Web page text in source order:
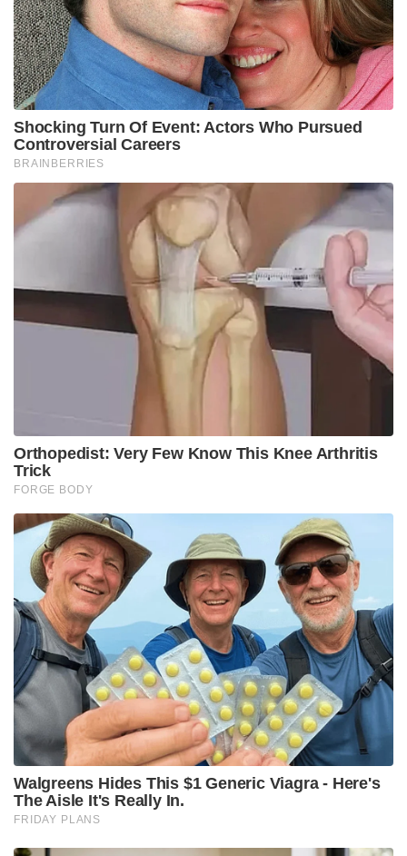
ക്യാപ്റ്റൻസി തർക്കങ്ങളെയും തുടർച്ചയായ രണ്ട്
മോശം സീസണുകളെയും തുടർന്ന് പന്ത് ലഖ്‌നൗ
വിടാൻ തീരുമാനിക്കുകയായിരുന്നു.
ഐപിഎൽ സീസൺ കഴിഞ്ഞ് ഒരു മാസത്തിന്
ശേഷമാണ് ഔദ്യോഗിക ട്രേഡിങ് വിൻഡോ
തുറക്കുന്നത്. ലേലത്തിന് ഒരു വാരം മുൻപ് വരെ ഇത്
നീണ്ടുനിൽക്കും. പന്തിനെ കൈമാറുന്നതിലൂടെ
ലഭിക്കുന്ന തുകയെക്കുറിച്ചും കുൽദീപിനായി ലഖ്‌നൗ
നൽകേണ്ട തുകയെക്കുറിച്ചുമുള്ള ചർച്ചകൾ ഇപ്പോഴും
പുരോഗമിക്കുകയാണ്.
Hardik Pandya CSK
KHALEEL AHMMED
IPL 2027